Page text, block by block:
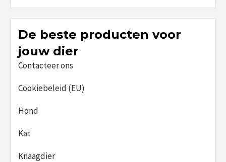
De beste producten voor
jouw dier
Contacteer ons
Cookiebeleid (EU)
Hond
Kat
Knaagdier